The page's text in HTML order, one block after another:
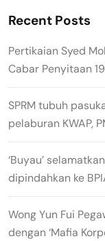
Recent Posts
Pertikaian Syed
Cabar Penyitaan
SPRM tubuh
pelaburan KWAP,
‘Buyau’
dipindahkan ke
Wong Yun Fui
dengan ‘Mafia